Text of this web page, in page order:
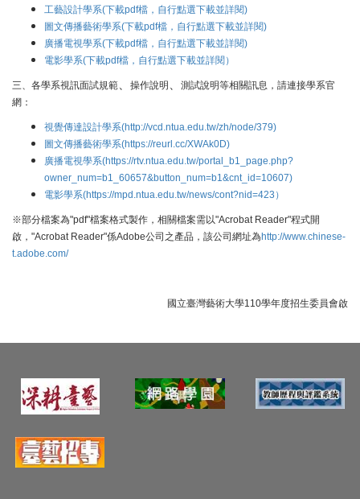
工藝設計學系(下載pdf檔，自行點選下載並詳閱)
圖文傳播藝術學系(下載pdf檔，自行點選下載並詳閱)
廣播電視學系(下載pdf檔，自行點選下載並詳閱)
電影學系(下載pdf檔，自行點選下載並詳閱）
三、各學系視訊面試規範 操作說明
測試說明等相關訊息，請連接學系官
網：
視覺傳達設計學系(http://vcd.ntua.edu.tw/zh/node/379)
圖文傳播藝術學系(https://reurl.cc/XWAk0D)
廣播電視學系(https://rtv.ntua.edu.tw/portal_b1_page.php?
owner_num=b1_60657&button_num=b1&cnt_id=10607)
電影學系(https://mpd.ntua.edu.tw/news/cont?nid=423）
※部分檔案為"pdf"檔案格式製作，相關檔案需以"Acrobat Reader"程式開
啟，"Acrobat Reader"係Adobe公司之產品，該公司網址為http://www.chinese-
t.adobe.com/
國立臺灣藝術大學110學年度招生委員會啟